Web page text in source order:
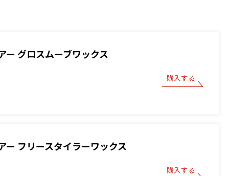
ー グロスムーブワックス
購入する
ー フリースタイラーワックス
購入する